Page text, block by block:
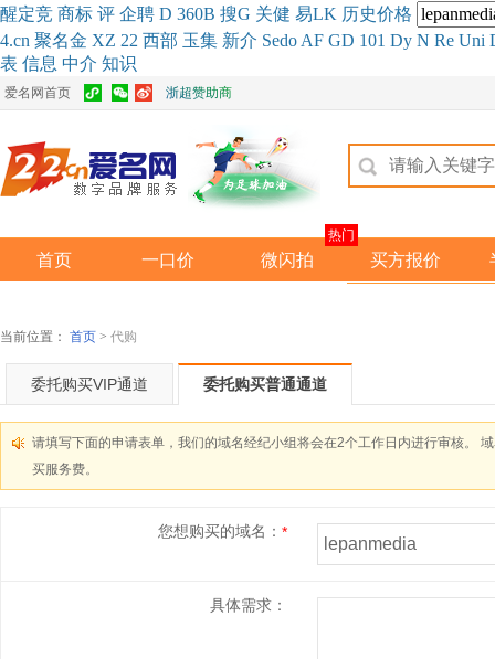
醒定竞 商标 评 企聘 D 360B 搜G 关健 易LK 历史价格
4.cn 聚名金 XZ 22 西部 玉集 新介 Sedo AF GD 101 Dy N Re Uni
表 信息 中介 知识